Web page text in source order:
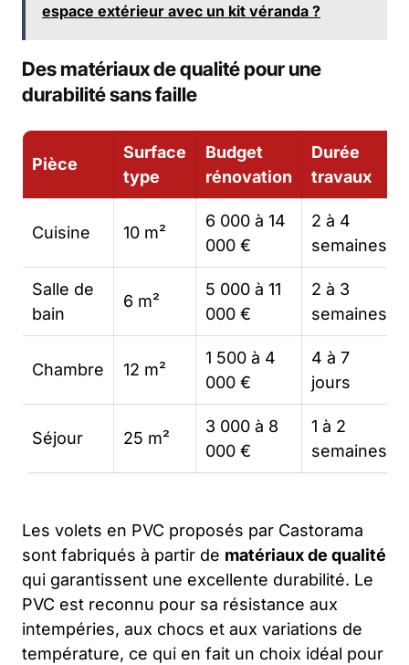
espace extérieur avec un kit véranda ?
Des matériaux de qualité pour une
durabilité sans faille
Pièce
Surface
type
Budget
rénovation
Durée
travaux
Cuisine 10 m²
6 000 à 14
000 €
2 à 4
semaines
Salle de
bain
6 m²
5 000 à 11
000 €
2 à 3
semaines
Chambre 12 m²
1 500 à 4
000 €
4 à 7
jours
Séjour 25 m²
3 000 à 8
000 €
1 à 2
semaines
Les volets en PVC proposés par Castorama
sont fabriqués à partir de matériaux de qualité
qui garantissent une excellente durabilité. Le
PVC est reconnu pour sa résistance aux
intempéries, aux chocs et aux variations de
température, ce qui en fait un choix idéal pour